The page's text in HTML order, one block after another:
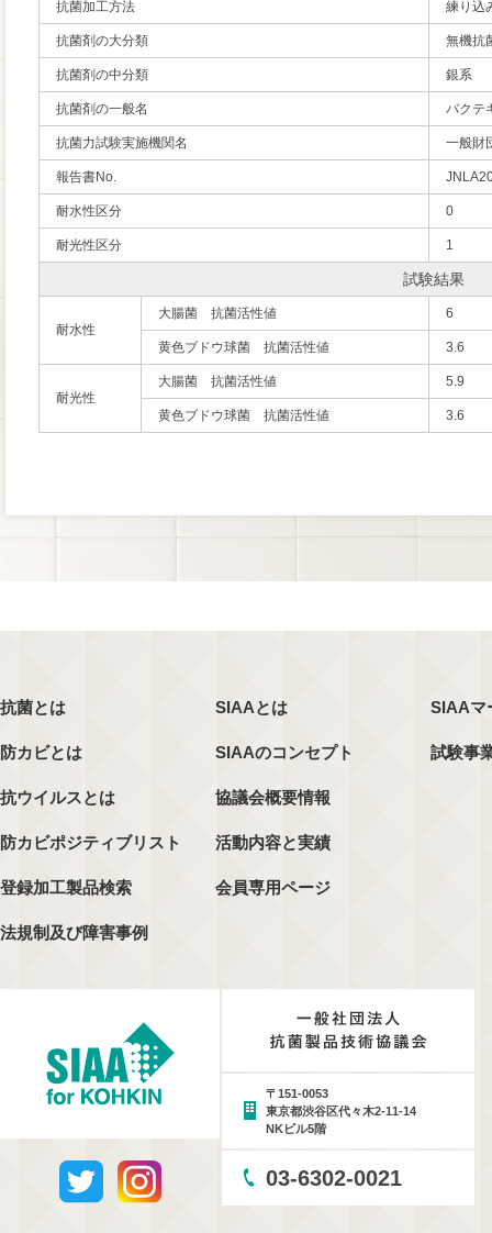
抗菌加工方法 練り込
抗菌剤の大分類 無機抗
抗菌剤の中分類 銀系
抗菌剤の一般名 バクテ
抗菌力試験実施機関名 一般財
報告書No.
耐水性区分 0
耐光性区分 1
試験結果
耐水性
大腸菌 抗菌活性値 6
黄色ブドウ球菌 抗菌活性値 3.6
耐光性
大腸菌 抗菌活性値 5.9
黄色ブドウ球菌 抗菌活性値 3.6
抗菌とは
防カビとは
抗ウイルスとは
防カビポジティブリスト
登録加工製品検索
法規制及び障害事例
SIAAとは
SIAAのコンセプト
協議会概要情報
活動内容と実績
会員専用ページ
SIAAマ
試験事
〒151-0053
東京都渋谷区代々木2-11-14
NKビル5階
03-6302-0021